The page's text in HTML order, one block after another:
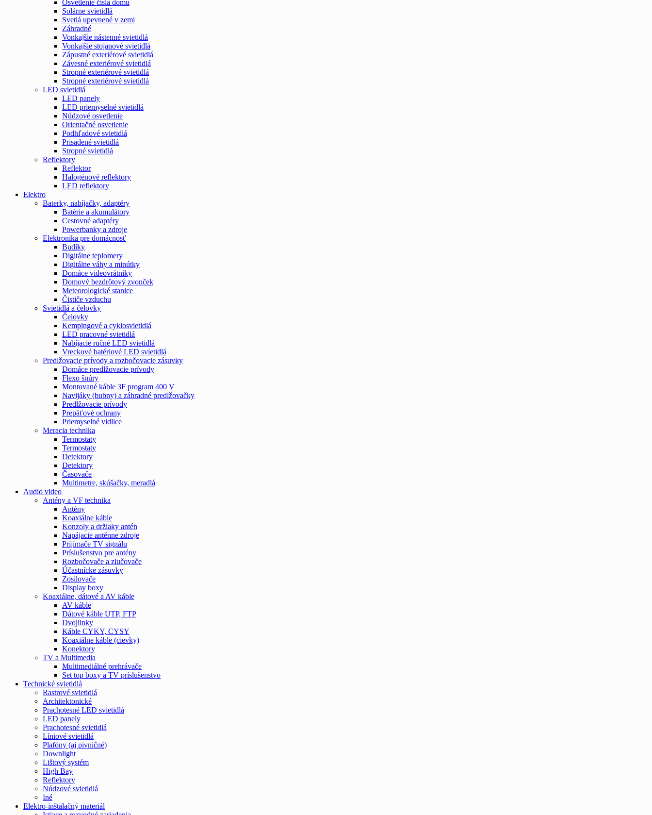
Osvetlenie čísla domu
Solárne svietidlá
Svetlá upevnené v zemi
Záhradné
Vonkajšie nástenné svietidlá
Vonkajšie stojanové svietidlá
Zápustné exteriérové svietidlá
Závesné exteriérové svietidlá
Stropné exteriérové svietidlá
Stropné exteriérové svietidlá
LED svietidlá
LED panely
LED priemyselné svietidlá
Núdzové osvetlenie
Orientačné osvetlenie
Podhľadové svietidlá
Prisadené svietidlá
Stropné svietidlá
Reflektory
Reflektor
Halogénové reflektory
LED reflektory
Elektro
Baterky, nabíjačky, adaptéry
Batérie a akumulátory
Cestovné adaptéry
Powerbanky a zdroje
Elektronika pre domácnosť
Budíky
Digitálne teplomery
Digitálne váhy a minútky
Domáce videovrátniky
Domový bezdrôtový zvonček
Meteorologické stanice
Čističe vzduchu
Svietidlá a čelovky
Čelovky
Kempingové a cyklosvietidlá
LED pracovné svietidlá
Nabíjacie ručné LED svietidlá
Vreckové batériové LED svietidlá
Predlžovacie prívody a rozbočovacie zásuvky
Domáce predlžovacie prívody
Flexo šnúry
Montované káble 3F program 400 V
Navijáky (bubny) a záhradné predlžovačky
Predlžovacie prívody
Prepäťové ochrany
Priemyselné vidlice
Meracia technika
Termostaty
Termostaty
Detektory
Detektory
Časovače
Multimetre, skúšačky, meradlá
Audio video
Antény a VF technika
Antény
Koaxiálne káble
Konzoly a držiaky antén
Napájacie anténne zdroje
Prijímače TV signálu
Príslušenstvo pre antény
Rozbočovače a zlučovače
Účastnícke zásuvky
Zosilovače
Display boxy
Koaxiálne, dátové a AV káble
AV káble
Dátové káble UTP, FTP
Dvojlinky
Káble CYKY, CYSY
Koaxiálne káble (cievky)
Konektory
TV a Multimedia
Multimediálné prehrávače
Set top boxy a TV príslušenstvo
Technické svietidlá
Rastrové svietidlá
Architektonické
Prachotesné LED svietidlá
LED panely
Prachotesné svietidlá
Líniové svietidlá
Plafóny (aj pivničné)
Downlight
Lištový systém
High Bay
Reflektory
Núdzové svietidlá
Iné
Elektro-inštalačný materiál